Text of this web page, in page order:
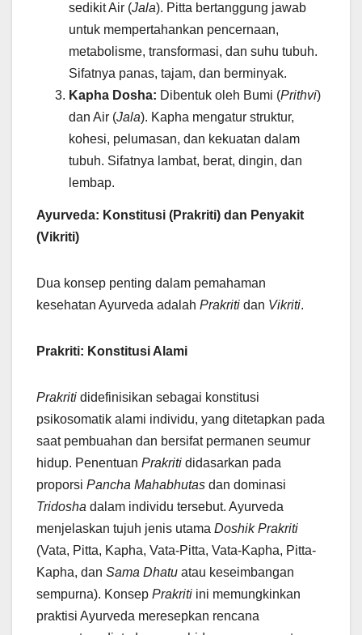
sedikit Air (Jala). Pitta bertanggung jawab
untuk mempertahankan pencernaan,
metabolisme, transformasi, dan suhu tubuh.
Sifatnya panas, tajam, dan berminyak.
Kapha Dosha: Dibentuk oleh Bumi (Prithvi)
dan Air (Jala). Kapha mengatur struktur,
kohesi, pelumasan, dan kekuatan dalam
tubuh. Sifatnya lambat, berat, dingin, dan
lembap.
Ayurveda: Konstitusi (Prakriti) dan Penyakit
(Vikriti)
Dua konsep penting dalam pemahaman
kesehatan Ayurveda adalah Prakriti dan Vikriti.
Prakriti: Konstitusi Alami
Prakriti didefinisikan sebagai konstitusi
psikosomatik alami individu, yang ditetapkan pada
saat pembuahan dan bersifat permanen seumur
hidup. Penentuan Prakriti didasarkan pada
proporsi Pancha Mahabhutas dan dominasi
Tridosha dalam individu tersebut. Ayurveda
menjelaskan tujuh jenis utama Doshik Prakriti
(Vata, Pitta, Kapha, Vata-Pitta, Vata-Kapha, Pitta-
Kapha, dan Sama Dhatu atau keseimbangan
sempurna). Konsep Prakriti ini memungkinkan
praktisi Ayurveda meresepkan rencana